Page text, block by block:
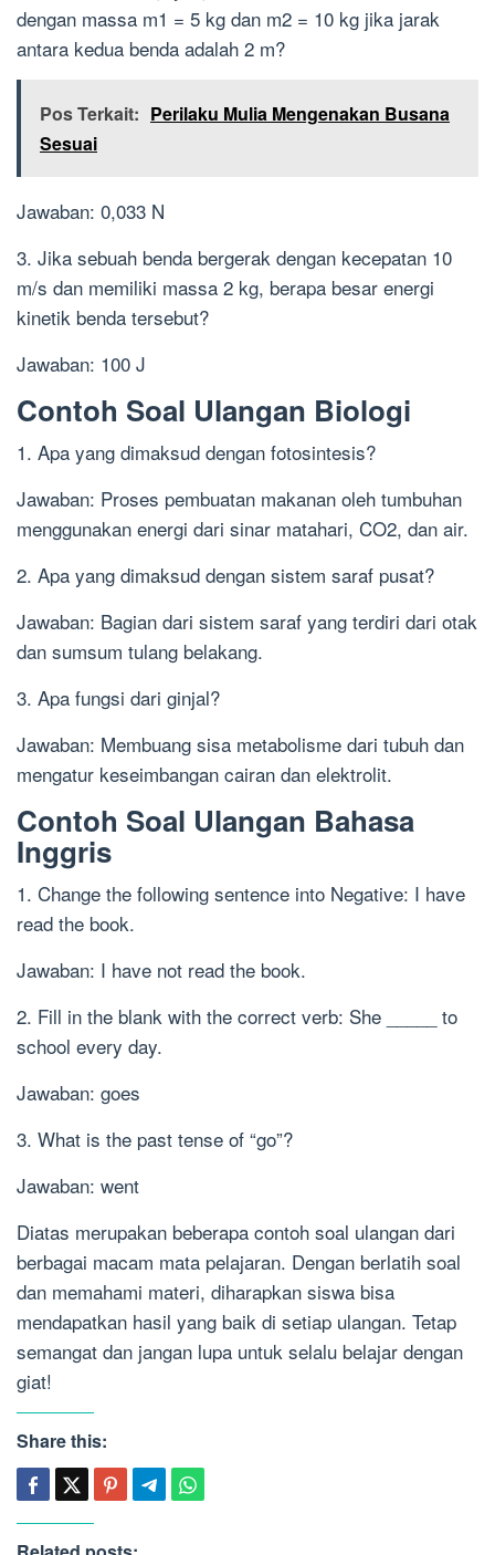
dengan massa m1 = 5 kg dan m2 = 10 kg jika jarak
antara kedua benda adalah 2 m?
Pos Terkait: Perilaku Mulia Mengenakan Busana
Sesuai
Jawaban: 0,033 N
3. Jika sebuah benda bergerak dengan kecepatan 10
m/s dan memiliki massa 2 kg, berapa besar energi
kinetik benda tersebut?
Jawaban: 100 J
Contoh Soal Ulangan Biologi
1. Apa yang dimaksud dengan fotosintesis?
Jawaban: Proses pembuatan makanan oleh tumbuhan
menggunakan energi dari sinar matahari, CO2, dan air.
2. Apa yang dimaksud dengan sistem saraf pusat?
Jawaban: Bagian dari sistem saraf yang terdiri dari otak
dan sumsum tulang belakang.
3. Apa fungsi dari ginjal?
Jawaban: Membuang sisa metabolisme dari tubuh dan
mengatur keseimbangan cairan dan elektrolit.
Contoh Soal Ulangan Bahasa
Inggris
1. Change the following sentence into Negative: I have
read the book.
Jawaban: I have not read the book.
2. Fill in the blank with the correct verb: She _____ to
school every day.
Jawaban: goes
3. What is the past tense of “go”?
Jawaban: went
Diatas merupakan beberapa contoh soal ulangan dari
berbagai macam mata pelajaran. Dengan berlatih soal
dan memahami materi, diharapkan siswa bisa
mendapatkan hasil yang baik di setiap ulangan. Tetap
semangat dan jangan lupa untuk selalu belajar dengan
giat!
Share this: